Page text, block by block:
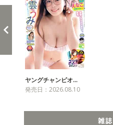
ヤングチャンピオ…
発売日：2026.08.10